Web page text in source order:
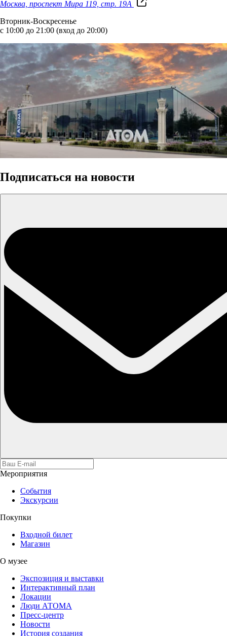
Москва, проспект Мира 119, стр. 19А
Вторник-Воскресенье
с 10:00 до 21:00 (вход до 20:00)
Подписаться на новости
Мероприятия
События
Экскурсии
Покупки
Входной билет
Магазин
О музее
Экспозиция и выставки
Интерактивный план
Локации
Люди АТОМА
Пресс-центр
Новости
История создания